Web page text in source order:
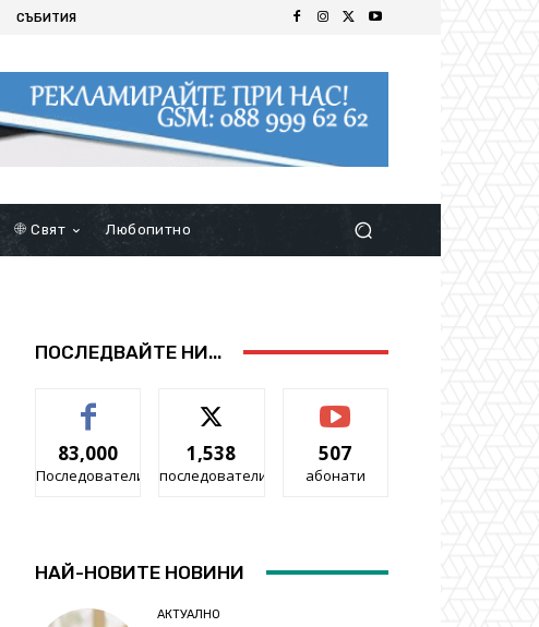
СЪБИТИЯ
Свят Любопитно
ПОСЛЕДВАЙТЕ НИ...
83,000
Последователи
1,538
последователи
507
абонати
НАЙ-НОВИТЕ НОВИНИ
АКТУАЛНО